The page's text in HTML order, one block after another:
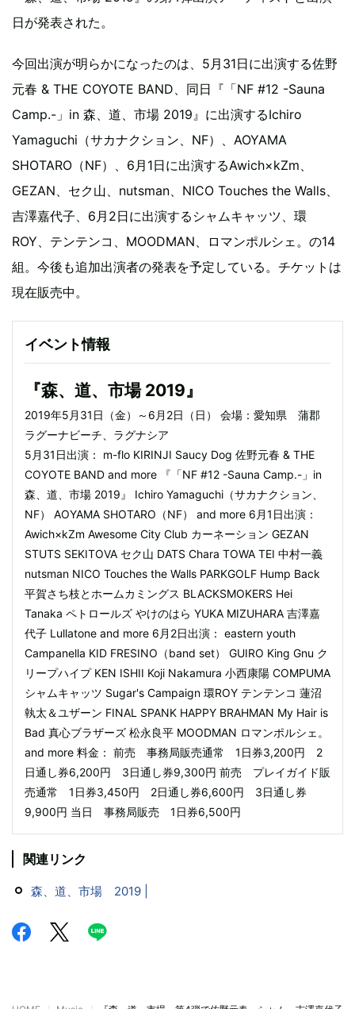
日が発表された。
今回出演が明らかになったのは、5月31日に出演する佐野
元春 & THE COYOTE BAND、同日『「NF #12 -Sauna
Camp.-」in 森、道、市場 2019』に出演するIchiro
Yamaguchi（サカナクション、NF）、AOYAMA
SHOTARO（NF）、6月1日に出演するAwich×kZm、
GEZAN、セク山、nutsman、NICO Touches the Walls、
吉澤嘉代子、6月2日に出演するシャムキャッツ、環
ROY、テンテンコ、MOODMAN、ロマンポルシェ。の14
組。今後も追加出演者の発表を予定している。チケットは
現在販売中。
イベント情報
『森、道、市場 2019』
2019年5月31日（金）～6月2日（日） 会場：愛知県 蒲郡
ラグーナビーチ、ラグナシア
5月31日出演： m-flo KIRINJI Saucy Dog 佐野元春 & THE
COYOTE BAND and more 『「NF #12 -Sauna Camp.-」in
森、道、市場 2019』 Ichiro Yamaguchi（サカナクション、
NF） AOYAMA SHOTARO（NF） and more 6月1日出演：
Awich×kZm Awesome City Club カーネーション GEZAN
STUTS SEKITOVA セク山 DATS Chara TOWA TEI 中村一義
nutsman NICO Touches the Walls PARKGOLF Hump Back
平賀さち枝とホームカミングス BLACKSMOKERS Hei
Tanaka ペトロールズ やけのはら YUKA MIZUHARA 吉澤嘉
代子 Lullatone and more 6月2日出演： eastern youth
Campanella KID FRESINO（band set） GUIRO King Gnu ク
リープハイプ KEN ISHII Koji Nakamura 小西康陽 COMPUMA
シャムキャッツ Sugar's Campaign 環ROY テンテンコ 蓮沼
執太＆ユザーン FINAL SPANK HAPPY BRAHMAN My Hair is
Bad 真心ブラザーズ 松永良平 MOODMAN ロマンポルシェ。
and more 料金： 前売 事務局販売通常 1日券3,200円 2
日通し券6,200円 3日通し券9,300円 前売 プレイガイド販
売通常 1日券3,450円 2日通し券6,600円 3日通し券
9,900円 当日 事務局販売 1日券6,500円
関連リンク
森、道、市場 2019 |